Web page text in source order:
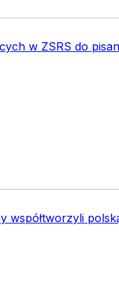
w ZSRS do
współtworzyli